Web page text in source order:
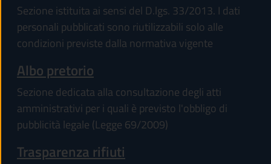
Sezione istituita ai sensi del D.lgs. 33/2013. I dati
personali pubblicati sono riutilizzabili solo alle
condizioni previste dalla normativa vigente
Albo pretorio
Sezione dedicata alla consultazione degli atti
amministrativi per i quali è previsto l'obbligo di
pubblicità legale (Legge 69/2009)
Trasparenza rifiuti